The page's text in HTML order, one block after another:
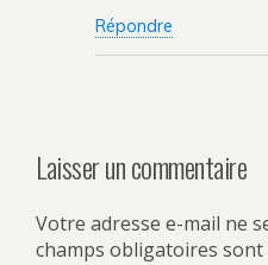
Répondre
Laisser un commentaire
Votre adresse e-mail ne
champs obligatoires sont